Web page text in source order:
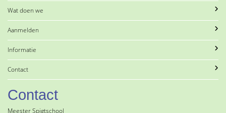
Wat doen we
Aanmelden
Informatie
Contact
Contact
Meester Spigtschool